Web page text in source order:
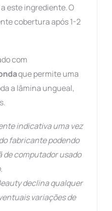
este ingrediente. O
cobertura após 1-2
com
que permite uma
a lâmina ungueal,
indicativa uma vez
fabricante podendo
de computador usado
declina qualquer
variações de